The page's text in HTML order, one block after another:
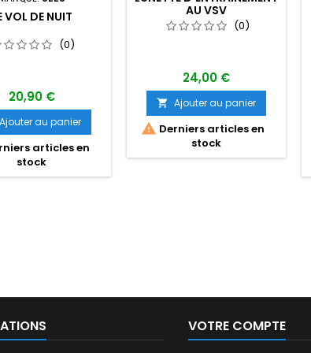
VOL DE NUIT
(0)
20,90 €
Ajouter au panier
articles en
stock
AU VSV
(0)
24,00 €
 Ajouter au panier
 Derniers articles en
stock
VOTRE COMPTE